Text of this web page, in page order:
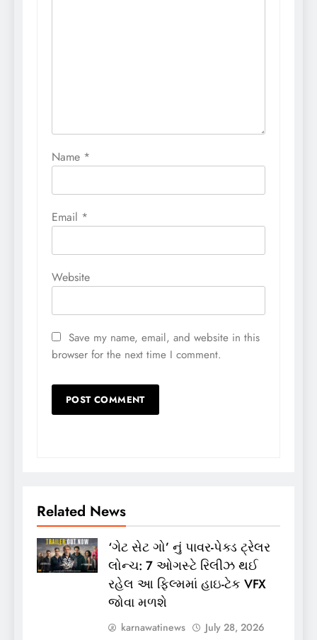
Name *
Email *
Website
Save my name, email, and website in this
browser for the next time I comment.
Related News
‘ગેટ સેટ ગો’ નું પાવર-પેક્ડ ટ્રેલર
લોન્ચ: 7 ઓગસ્ટે રિલીઝ થઈ
રહેલ આ ફિલ્મમાં હાઇ-ટેક VFX
જોવા મળશે
karnawatinews July 28, 2026